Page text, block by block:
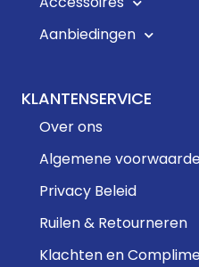
Aanbiedingen
KLANTENSERVICE
Over ons
Algemene
Privacy Beleid
Ruilen & Retourneren
Klachten en